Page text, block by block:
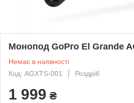
Монопод GoPro El Grande
Немає в наявності
Код: AGXTS-001
Роздріб
1 999 ₴